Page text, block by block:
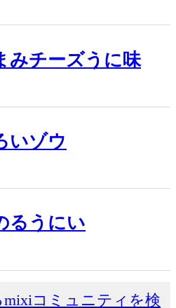
みチーズうに味
いゾウ
るうにい
mixiコミュニティを検